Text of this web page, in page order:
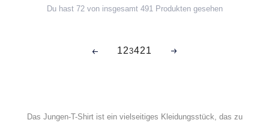
Du hast 72 von insgesamt 491 Produkten gesehen
123421
Das Jungen-T-Shirt ist ein vielseitiges Kleidungsstück, das zu